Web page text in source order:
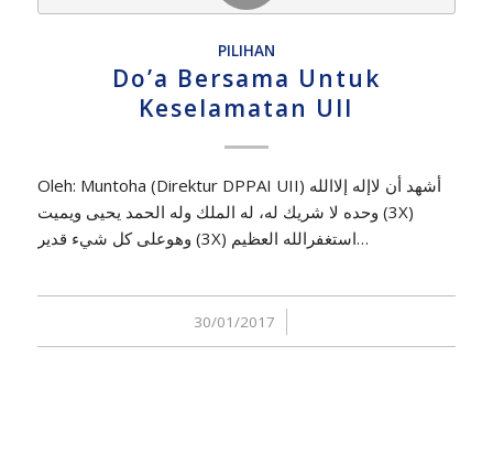
PILIHAN
Do’a Bersama Untuk
Keselamatan UII
Oleh: Muntoha (Direktur DPPAI UII) أشهد أن لاإله إلاالله
وحده لا شريك له، له الملك وله الحمد يحيى ويميت (3X)
وهوعلى كل شيء قدير (3X) استغفرالله العظيم…
30/01/2017
/